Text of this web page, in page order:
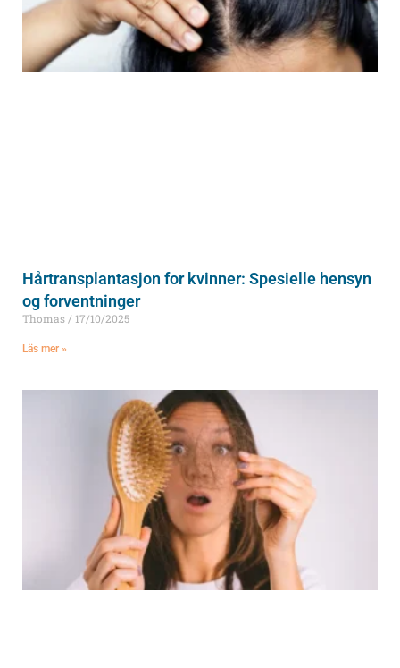
Hårtransplantasjon for kvinner: Spesielle hensyn
og forventninger
Thomas 17/10/2025
Läs mer »